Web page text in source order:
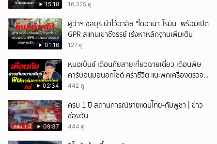
15:18 16,325 ดู
01:16
ผู้ว่าฯ ชลบุรี นำไว้อาลัย "ไดอานา-โรมัน" พร้อมเปิด
GPR สแกนเขาชีจรรย์ เร่งหาหลักฐานเพิ่มเติม
127 ดู
02:34
หมอเบ็นซ์ เตือนภัยสายเที่ยวฉายเดี่ยว เตือนพิษ
คาร์บอนมอนอกไซด์ คร่าชีวิต แนะพกเครื่องตรวจ
วัดติดตัว
442 ดู
09:37
ครบ 1 ปี สถานการณ์ชายแดนไทย-กัมพูชา | ข่าว
ช่องวัน
444 ดู